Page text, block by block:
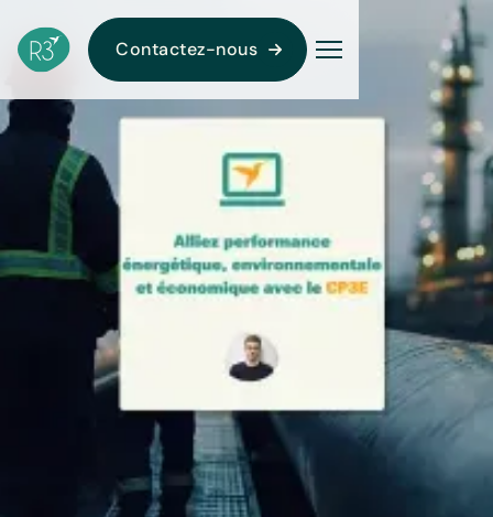
Contactez-nous